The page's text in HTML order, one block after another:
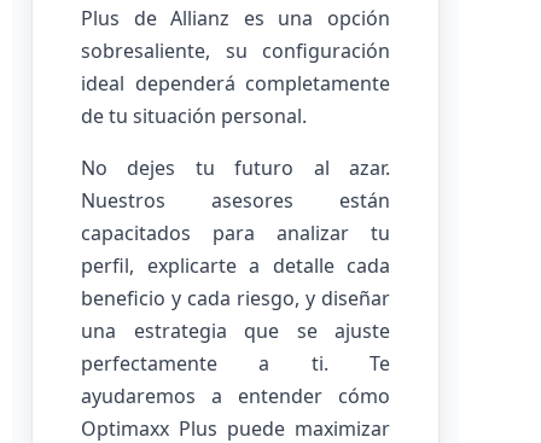
Plus de Allianz es una opción
sobresaliente, su configuración
ideal dependerá completamente
de tu situación personal.
No dejes tu futuro al azar.
Nuestros asesores están
capacitados para analizar tu
perfil, explicarte a detalle cada
beneficio y cada riesgo, y diseñar
una estrategia que se ajuste
perfectamente a ti. Te
ayudaremos a entender cómo
Optimaxx Plus puede maximizar